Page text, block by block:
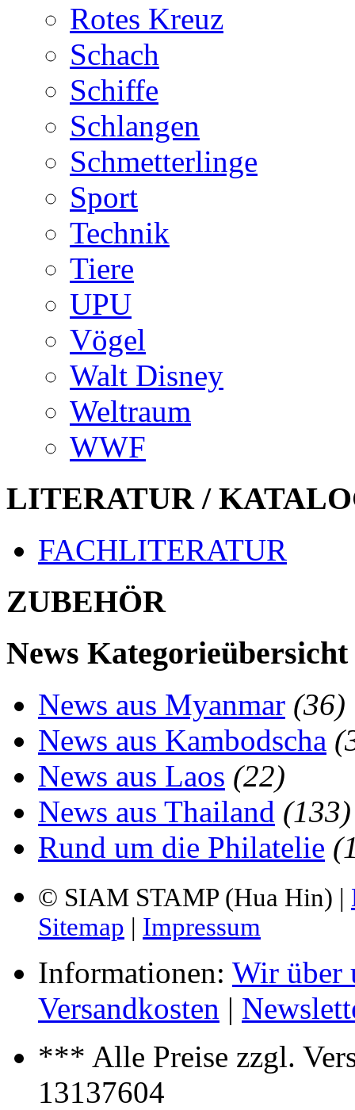
Rotes Kreuz
Schach
Schiffe
Schlangen
Schmetterlinge
Sport
Technik
Tiere
UPU
Vögel
Walt Disney
Weltraum
WWF
LITERATUR /
FACHLITERATUR
ZUBEHÖR
News Kategorieübersicht
News aus Myanmar (36)
News aus Kambodscha
News aus Laos (22)
News aus Thailand (133)
Rund um die Philatelie
© SIAM STAMP (Hua Hin) |
Sitemap | Impressum
Informationen: Wir über
Versandkosten |
*** Alle Preise zzgl.
13137604